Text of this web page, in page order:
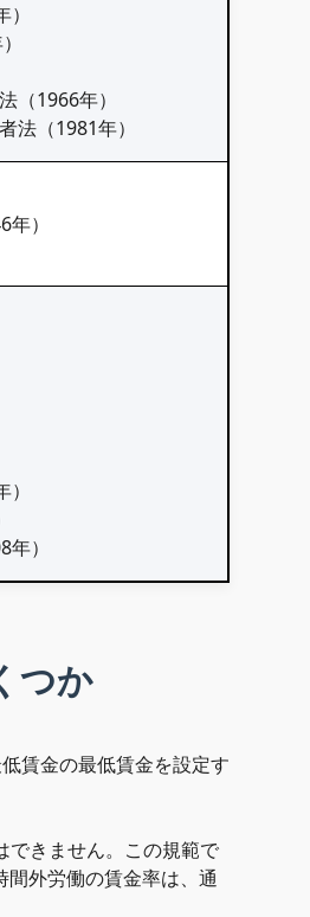
（1966年）
法（1981年）
）
）
つか
賃金の最低賃金を設定す
できません。この規範で
外労働の賃金率は、通